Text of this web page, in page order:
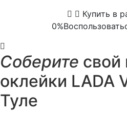
Купить в
0%
Соберите свой
оклейки LADA
Туле